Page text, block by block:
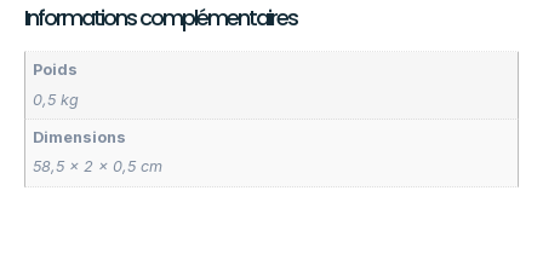
Informations complémentaires
Poids
0,5 kg
Dimensions
58,5 × 2 × 0,5 cm